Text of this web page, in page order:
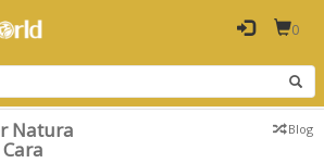
0
Natura Blog